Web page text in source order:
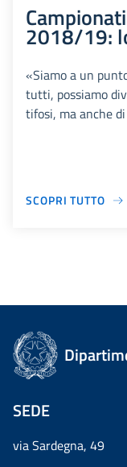
2018/19:
«Siamo a un
tutti, possiamo
tifosi, ma anche
SCOPRI TUTTO
SEDE
via Sardegna, 49